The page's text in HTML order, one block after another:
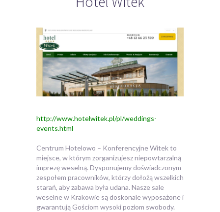
http://www.hotelwitek.pl/pl/weddings-
events.html
Centrum Hotelowo – Konferencyjne Witek to
miejsce, w którym zorganizujesz niepowtarzalną
imprezę weselną. Dysponujemy doświadczonym
zespołem pracowników, którzy dołożą wszelkich
starań, aby zabawa była udana. Nasze sale
weselne w Krakowie są doskonale wyposażone i
gwarantują Gościom wysoki poziom swobody.